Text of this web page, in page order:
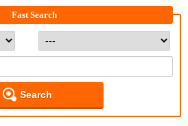
Fast Search
Search